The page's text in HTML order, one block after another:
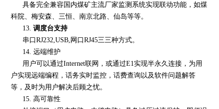
具备完全兼容国内煤矿主流厂家监测系统实现联动功能，如煤
科院、梅安森、三恒、南京北路、仙岛等等。
13.调度台支持
串口RJ232,USB,网口RJ45三三种方式。
14. 远端维护
用户可以通过Internet联网，或通过E1实现半永久连接，为用
户实现远端编程，话务实时监控，话费查询以及软件问题解答
等，及时为用户解决后顾之忧。
15. 高可靠性